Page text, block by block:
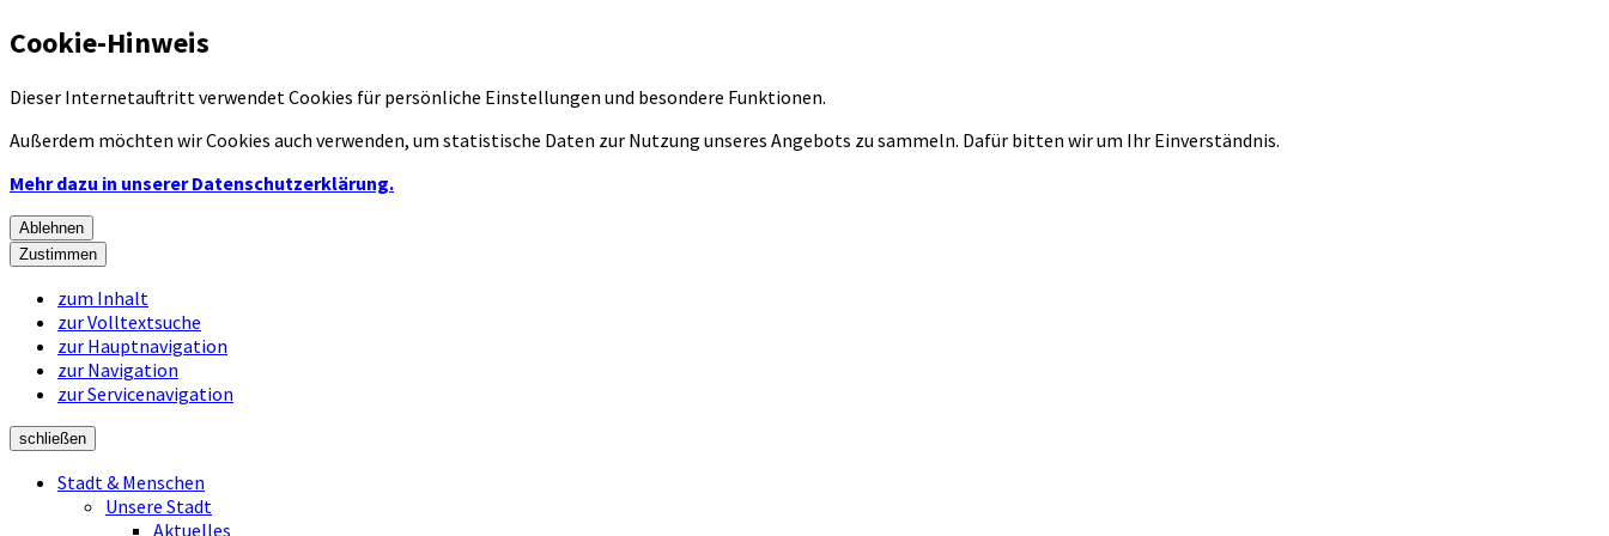
Cookie-Hinweis
Dieser Internetauftritt verwendet Cookies für persönliche Einstellungen und besondere Funktionen.
Außerdem möchten wir Cookies auch verwenden, um statistische Daten zur Nutzung unseres Angebots zu sammeln. Dafür bitten wir um Ihr Einverständnis.
Mehr dazu in unserer Datenschutzerklärung.
Ablehnen
Zustimmen
zum Inhalt
zur Volltextsuche
zur Hauptnavigation
zur Navigation
zur Servicenavigation
schließen
Stadt & Menschen
Unsere Stadt
Aktuelles